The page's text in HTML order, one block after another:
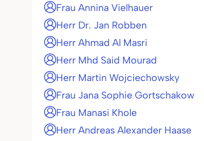
Frau Annina Vielhauer
Herr Dr. Jan Robben
Herr Ahmad Al Masri
Herr Mhd Said Mourad
Herr Martin Wojciechowsky
Frau Jana Sophie Gortschakow
Frau Manasi Khole
Herr Andreas Alexander Haase